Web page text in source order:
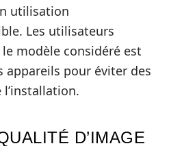
utilisation
Les utilisateurs
le modèle considéré est
appareils pour éviter des
D’IMAGE